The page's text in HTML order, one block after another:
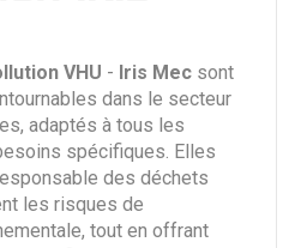
VHU - Iris Mec sont
dans le secteur
adaptés à tous les
spécifiques. Elles
des déchets
les risques de
tout en offrant